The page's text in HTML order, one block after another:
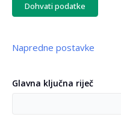
Dohvati podatke
Napredne postavke
Glavna ključna riječ